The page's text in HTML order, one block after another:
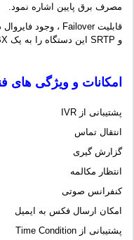
مصرف برق پایین اشاره نمود.
و SRTP این دستگاه را به یک IP PBX قابل اطمینان تبدیل کرده است .
امکانات و ویژگی های
پشتیبانی از IVR
انتقال تماس
گزارش گیری
انتظار مکالمه
کنفرانس صوتی
امکان ارسال فکس به ایمیل
پشتیبانی از Time Condition